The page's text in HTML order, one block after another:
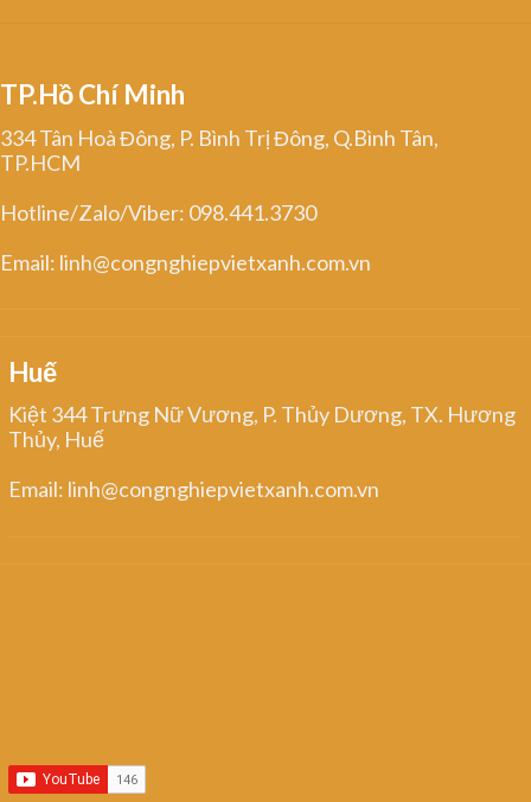
TP.Hồ Chí Minh
334 Tân Hoà Đông, P. Bình Trị Đông, Q.Bình Tân,
TP.HCM
Hotline/Zalo/Viber: 098.441.3730
Email: linh@congnghiepvietxanh.com.vn
Huế
Kiệt 344 Trưng Nữ Vương, P. Thủy Dương, TX. Hương
Thủy, Huế
Email: linh@congnghiepvietxanh.com.vn